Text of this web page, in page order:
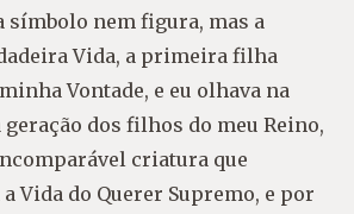
símbolo nem figura, mas a
Vida, a primeira filha
Vontade, e eu olhava na
geração dos filhos do meu Reino,
criatura que
Vida do Querer Supremo, e por